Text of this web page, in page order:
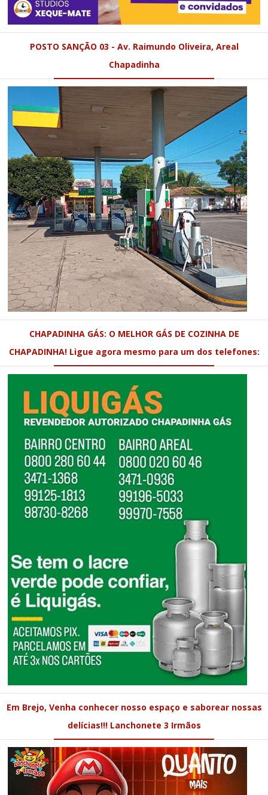
POSTO SANÇÃO 03 - Av. Raimundo Oliveira, Areal
Chapadinha
CHAPADINHA GÁS: O MELHOR GÁS DE COZINHA DE
CHAPADINHA! Ligue agora mesmo para um dos telefones:
Em Brejo, Venha conhecer nosso espaço e saborear nossas
delícias!!! Lanchonete 3 Irmãos